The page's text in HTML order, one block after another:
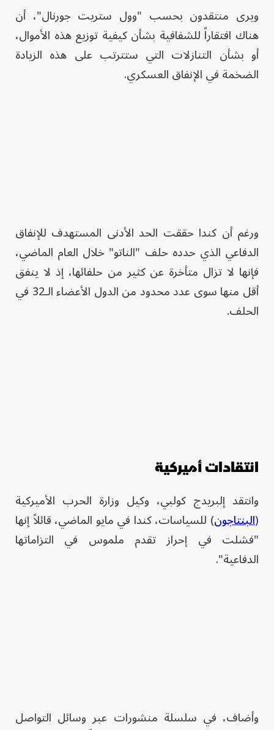
ويرى منتقدون بحسب "وول ستريت جورنال"، أن
هناك افتقاراً للشفافية بشأن كيفية توزيع هذه الأموال،
أو بشأن التنازلات التي ستترتب على هذه الزيادة
الضخمة في الإنفاق العسكري.
ورغم أن كندا حققت الحد الأدنى المستهدف للإنفاق
الدفاعي الذي حدده حلف "الناتو" خلال العام الماضي،
فإنها لا تزال متأخرة عن كثير من حلفائها، إذ لا ينفق
أقل منها سوى عدد محدود من الدول الأعضاء الـ32 في
الحلف.
انتقادات أميركية
وانتقد إلبريدج كولبي، وكيل وزارة الحرب الأميركية
(البنتاجون) للسياسات، كندا في مايو الماضي، قائلاً إنها
"فشلت في إحراز تقدم ملموس في التزاماتها
الدفاعية".
وأضاف، في سلسلة منشورات عبر وسائل التواصل